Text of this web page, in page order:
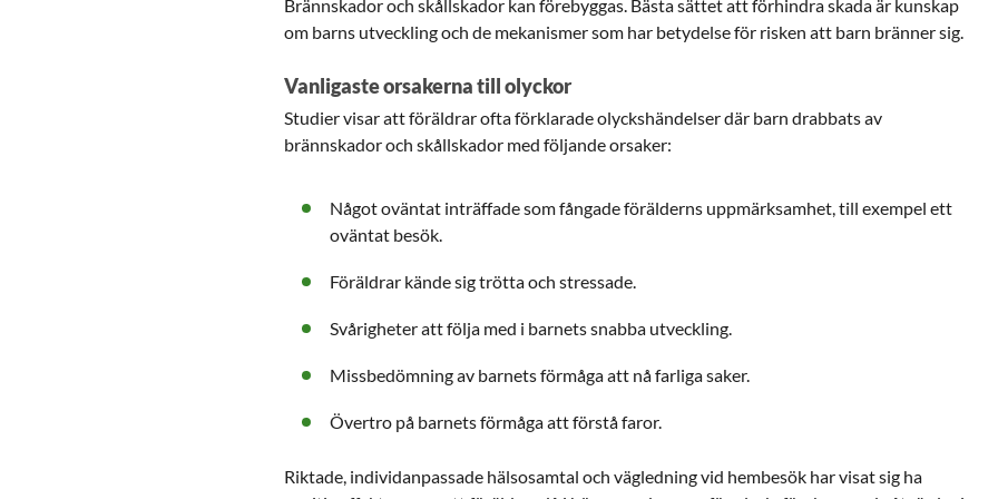
Brännskador och skållskador kan förebyggas. Bästa sättet att förhindra skada är kunskap
om barns utveckling och de mekanismer som har betydelse för risken att barn bränner sig.
Vanligaste orsakerna till olyckor
Studier visar att föräldrar ofta förklarade olyckshändelser där barn drabbats av
brännskador och skållskador med följande orsaker:
Något oväntat inträffade som fångade förälderns uppmärksamhet, till exempel ett
oväntat besök.
Föräldrar kände sig trötta och stressade.
Svårigheter att följa med i barnets snabba utveckling.
Missbedömning av barnets förmåga att nå farliga saker.
Övertro på barnets förmåga att förstå faror.
Riktade, individanpassade hälsosamtal och vägledning vid hembesök har visat sig ha